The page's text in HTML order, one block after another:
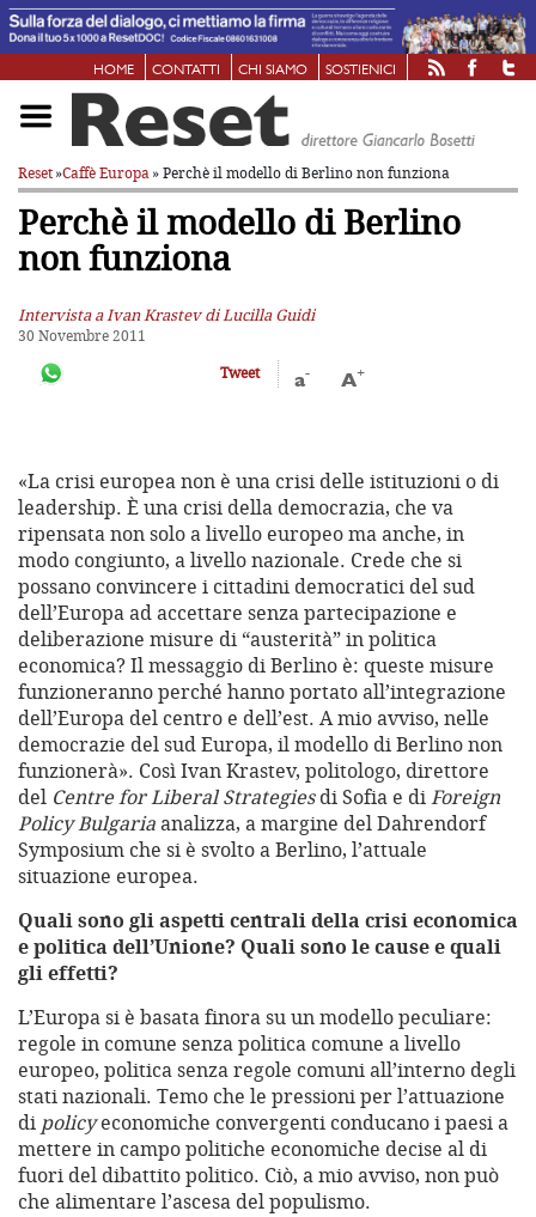
HOME CONTATTI CHI SIAMO SOSTIENICI
Reset»Caffè Europa» Perchè il modello di Berlino non funziona
Perchè il modello di Berlino
non funziona
Intervista a Ivan Krastev di Lucilla Guidi
30 Novembre 2011
Tweet
a- A+
«La crisi europea non è una crisi delle istituzioni o di
leadership. È una crisi della democrazia, che va
ripensata non solo a livello europeo ma anche, in
modo congiunto, a livello nazionale. Crede che si
possano convincere i cittadini democratici del sud
dell’Europa ad accettare senza partecipazione e
deliberazione misure di “austerità” in politica
economica? Il messaggio di Berlino è: queste misure
funzioneranno perché hanno portato all’integrazione
dell’Europa del centro e dell’est. A mio avviso, nelle
democrazie del sud Europa, il modello di Berlino non
funzionerà». Così Ivan Krastev, politologo, direttore
del Centre for Liberal Strategiesdi Sofia e diForeign
Policy Bulgariaanalizza, a margine del Dahrendorf
Symposium che si è svolto a Berlino, l’attuale
situazione europea.
Quali sono gli aspetti centrali della crisi economica
e politica dell’Unione? Quali sono le cause e quali
gli effetti?
L’Europa si è basata finora su un modello peculiare:
regole in comune senza politica comune a livello
europeo, politica senza regole comuni all’interno degli
stati nazionali. Temo che le pressioni per l’attuazione
di policyeconomiche convergenti conducano i paesi a
mettere in campo politiche economiche decise al di
fuori del dibattito politico. Ciò, a mio avviso, non può
che alimentare l’ascesa del populismo.